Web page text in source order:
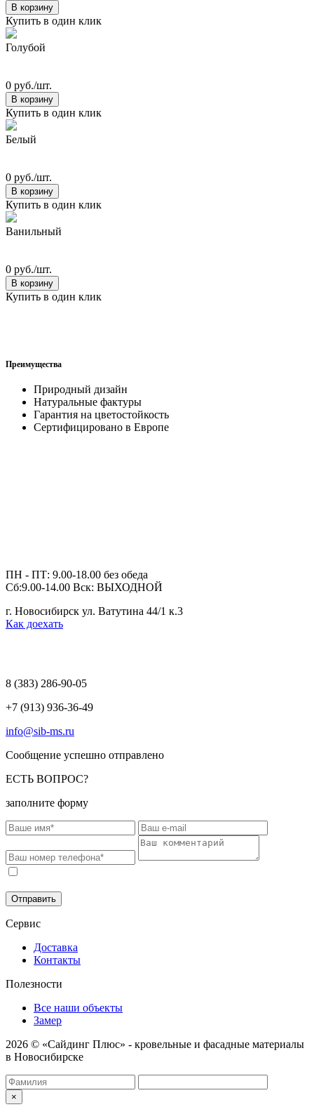
В корзину
Купить в один клик
Голубой
0 руб./шт.
В корзину
Купить в один клик
Белый
0 руб./шт.
В корзину
Купить в один клик
Ванильный
0 руб./шт.
В корзину
Купить в один клик
Преимущества
Природный дизайн
Натуральные фактуры
Гарантия на цветостойкость
Сертифицировано в Европе
ПН - ПТ: 9.00-18.00 без обеда
Сб:9.00-14.00 Вск: ВЫХОДНОЙ
г. Новосибирск ул. Ватутина 44/1 к.3
Как доехать
8 (383) 286-90-05
+7 (913) 936-36-49
info@sib-ms.ru
Сообщение успешно отправлено
ЕСТЬ ВОПРОС?
заполните форму
Отправить
Сервис
Доставка
Контакты
Полезности
Все наши объекты
Замер
2026 © «Сайдинг Плюс» - кровельные и фасадные материалы
в Новосибирске
×